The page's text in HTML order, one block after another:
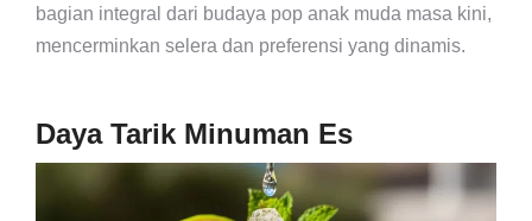
bagian integral dari budaya pop anak muda masa kini,
mencerminkan selera dan preferensi yang dinamis.
Daya Tarik Minuman Es